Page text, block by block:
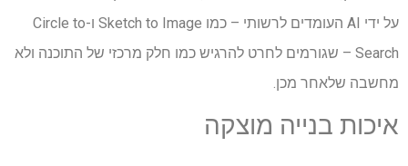
על ידי AI העומדים לרשותי – כמו Sketch to Image ו-Circle to
Search – שגורמים לחרט להרגיש כמו חלק מרכזי של התוכנה ולא
מחשבה שלאחר מכן.
איכות בנייה מוצקה